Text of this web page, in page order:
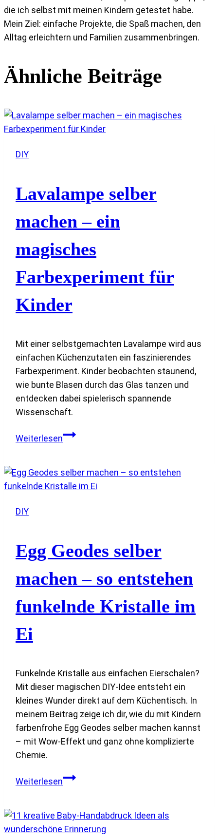
die ich selbst mit meinen Kindern getestet habe.
Mein Ziel: einfache Projekte, die Spaß machen, den
Alltag erleichtern und Familien zusammenbringen.
Ähnliche Beiträge
DIY
Lavalampe selber
machen – ein
magisches
Farbexperiment für
Kinder
Mit einer selbstgemachten Lavalampe wird aus
einfachen Küchenzutaten ein faszinierendes
Farbexperiment. Kinder beobachten staunend,
wie bunte Blasen durch das Glas tanzen und
entdecken dabei spielerisch spannende
Wissenschaft.
WeiterlesenLavalampe
–
ein
Kinder
DIY
Egg Geodes selber
machen – so entstehen
funkelnde Kristalle im
Ei
Funkelnde Kristalle aus einfachen Eierschalen?
Mit dieser magischen DIY-Idee entsteht ein
kleines Wunder direkt auf dem Küchentisch. In
meinem Beitrag zeige ich dir, wie du mit Kindern
farbenfrohe Egg Geodes selber machen kannst
– mit Wow-Effekt und ganz ohne komplizierte
Chemie.
WeiterlesenEgg
machen
–